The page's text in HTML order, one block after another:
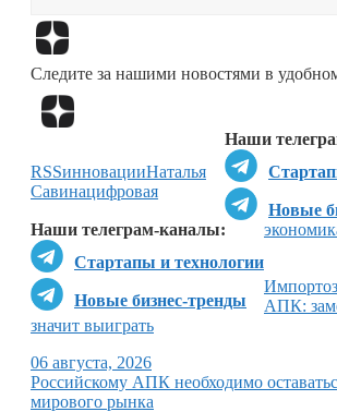
Следите за нашими новостями в
Наши
Новые
Наши телеграм-каналы:
Стартапы и технологии
Новые бизнес-тренды
RSSинновацииНаталья
Савинацифровая
АПК:
значит выиграть
06 августа, 2026
Российскому АПК необходимо
мирового рынка